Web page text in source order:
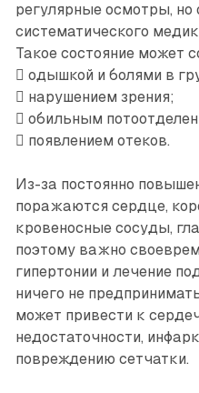
регулярные осмотры, но
систематического
Такое состояние может
 одышкой и болями в
 нарушением зрения;
 обильным
 появлением отеков.
Из-за постоянно
поражаются сердце,
кровеносные сосуды,
поэтому важно
гипертонии и лечение
ничего не
может привести к
недостаточности,
повреждению сетчатки.